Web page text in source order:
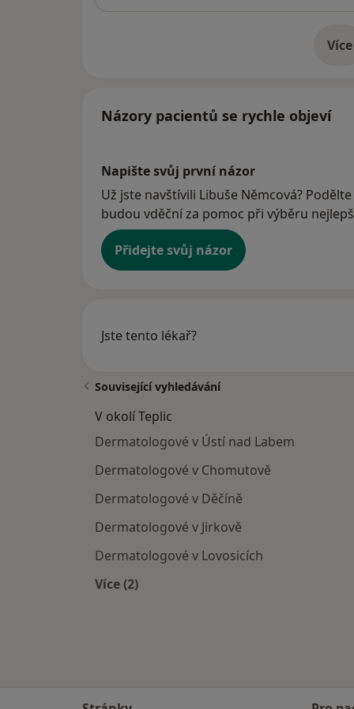
Více
o
Názory pacientů se rychle objeví
Napište svůj první názor
Už jste navštívili Libuše Němcová?
budou vděční za pomoc při výběru
Přidejte svůj názor
Jste tento lékař?
Související vyhledávání
V okolí Teplic
Dermatologové v Ústí nad Labem
Dermatologové v Chomutově
Dermatologové v Děčíně
Dermatologové v Jirkově
Dermatologové v Lovosicích
Více (2)